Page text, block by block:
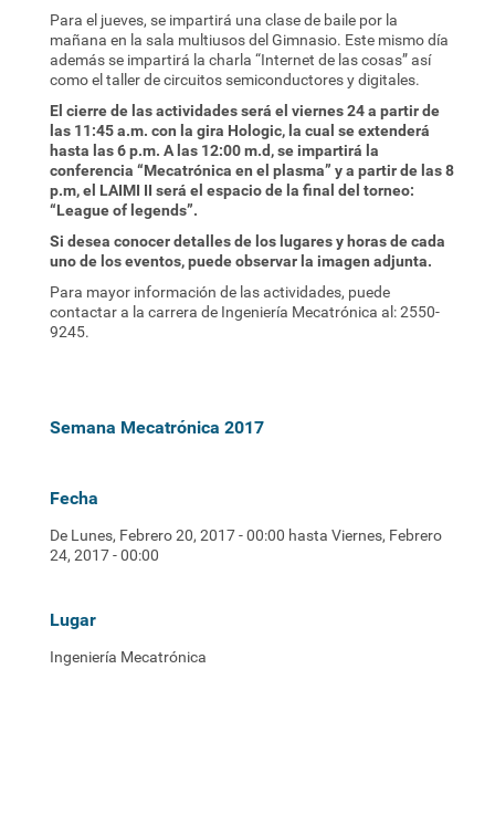
Para el jueves, se impartirá una clase de baile por la
mañana en la sala multiusos del Gimnasio. Este mismo día
además se impartirá la charla “Internet de las cosas” así
como el taller de circuitos semiconductores y digitales.
El cierre de las actividades será el viernes 24 a partir de
las 11:45 a.m. con la gira Hologic, la cual se extenderá
hasta las 6 p.m. A las 12:00 m.d, se impartirá la
conferencia “Mecatrónica en el plasma” y a partir de las 8
p.m, el LAIMI II será el espacio de la final del torneo:
“League of legends”.
Si desea conocer detalles de los lugares y horas de cada
uno de los eventos, puede observar la imagen adjunta.
Para mayor información de las actividades, puede
contactar a la carrera de Ingeniería Mecatrónica al: 2550-
9245.
Semana Mecatrónica 2017
Fecha
De Lunes, Febrero 20, 2017 - 00:00 hasta Viernes, Febrero
24, 2017 - 00:00
Lugar
Ingeniería Mecatrónica